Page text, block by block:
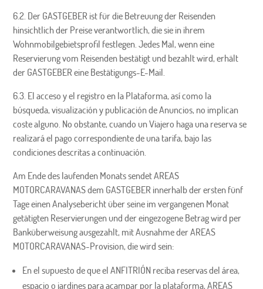
6.2. Der GASTGEBER ist für die Betreuung der Reisenden
hinsichtlich der Preise verantwortlich, die sie in ihrem
Wohnmobilgebietsprofil festlegen. Jedes Mal, wenn eine
Reservierung vom Reisenden bestätigt und bezahlt wird, erhält
der GASTGEBER eine Bestätigungs-E-Mail.
6.3. El acceso y el registro en la Plataforma, así como la
búsqueda, visualización y publicación de Anuncios, no implican
coste alguno. No obstante, cuando un Viajero haga una reserva se
realizará el pago correspondiente de una tarifa, bajo las
condiciones descritas a continuación.
Am Ende des laufenden Monats sendet AREAS
MOTORCARAVANAS dem GASTGEBER innerhalb der ersten fünf
Tage einen Analysebericht über seine im vergangenen Monat
getätigten Reservierungen und der eingezogene Betrag wird per
Banküberweisung ausgezahlt, mit Ausnahme der AREAS
MOTORCARAVANAS-Provision, die wird sein:
En el supuesto de que el ANFITRIÓN reciba reservas del área,
espacio o jardines para acampar por la plataforma, AREAS